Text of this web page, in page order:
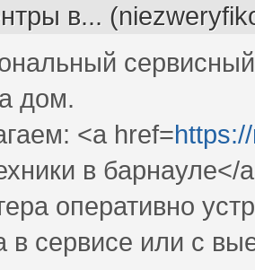
в...
дом.
<a href=
в барнауле</
оперативно
в сервисе или с